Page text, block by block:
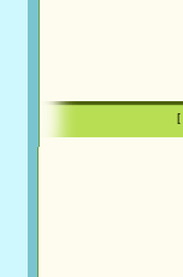
[